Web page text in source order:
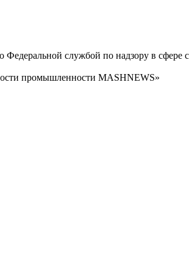
службой по надзору в сфере
промышленности MASHNEWS»